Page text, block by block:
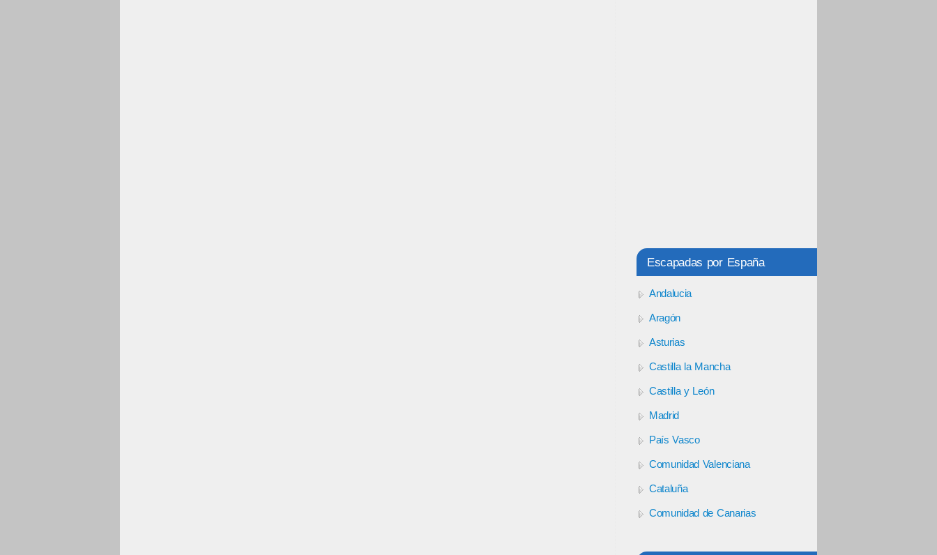
Escapadas por España
Andalucia
Aragón
Asturias
Castilla la Mancha
Castilla y León
Madrid
País Vasco
Comunidad Valenciana
Cataluña
Comunidad de Canarias